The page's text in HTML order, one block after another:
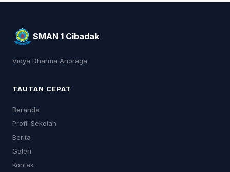
SMAN 1 Cibadak
Vidya Dharma Anoraga
TAUTAN CEPAT
Beranda
Profil Sekolah
Berita
Galeri
Kontak